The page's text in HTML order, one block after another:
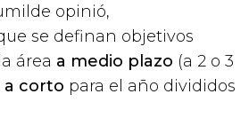
opinió,
se definan objetivos
área a medio plazo (a 2 o 3
a corto para el año divididos